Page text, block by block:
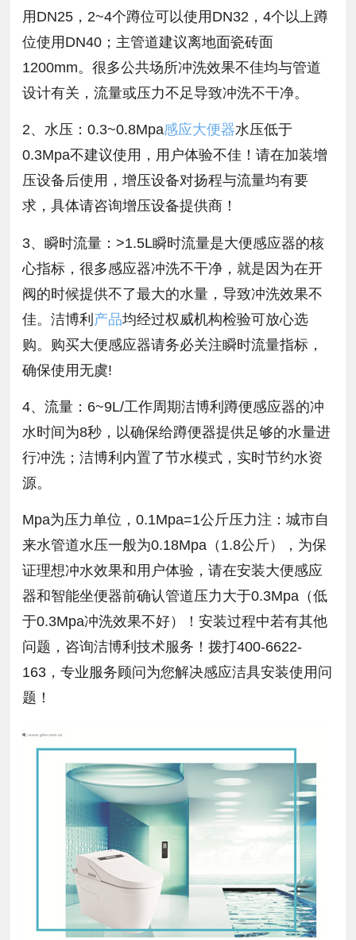
用DN25，2~4个蹲位可以使用DN32，4个以上蹲
位使用DN40；主管道建议离地面瓷砖面
1200mm。很多公共场所冲洗效果不佳均与管道
设计有关，流量或压力不足导致冲洗不干净。
2、水压：0.3~0.8Mpa感应大便器水压低于
0.3Mpa不建议使用，用户体验不佳！请在加装增
压设备后使用，增压设备对扬程与流量均有要
求，具体请咨询增压设备提供商！
3、瞬时流量：>1.5L瞬时流量是大便感应器的核
心指标，很多感应器冲洗不干净，就是因为在开
阀的时候提供不了最大的水量，导致冲洗效果不
佳。洁博利 产品均经过权威机构检验可放心选
购。购买大便感应器请务必关注瞬时流量指标，
确保使用无虞!
4、流量：6~9L/工作周期洁博利蹲便感应器的冲
水时间为8秒，以确保给蹲便器提供足够的水量进
行冲洗；洁博利内置了节水模式，实时节约水资
源。
Mpa为压力单位，0.1Mpa=1公斤压力注：城市自
来水管道水压一般为0.18Mpa（1.8公斤），为保
证理想冲水效果和用户体验，请在安装大便感应
器和智能坐便器前确认管道压力大于0.3Mpa（低
于0.3Mpa冲洗效果不好）！安装过程中若有其他
问题，咨询洁博利技术服务！拨打400-6622-
163，专业服务顾问为您解决感应洁具安装使用问
题！